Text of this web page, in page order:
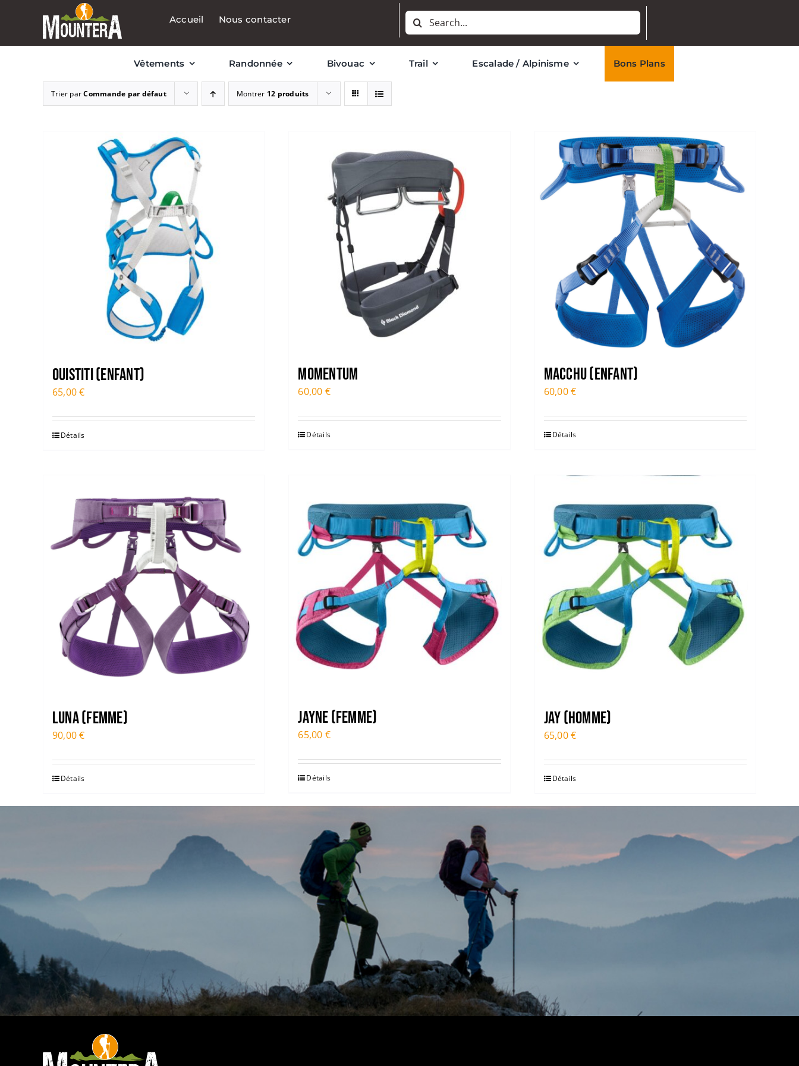
Accueil Nous contacter Rechercher:
Vêtements Randonnée Bivouac Trail Escalade / Alpinisme Bons Plans
Trier parCommande par défaut Montrer 12 produits
OUISTITI (ENFANT)
65,00€
Détails
MOMENTUM
60,00 €
Détails
MACCHU (ENFANT)
60,00€
Détails
LUNA (FEMME)
90,00€
Détails
JAYNE (FEMME)
65,00 €
Détails
JAY (HOMME)
65,00€
Détails